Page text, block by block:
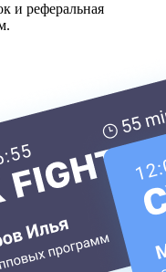
и реферальная